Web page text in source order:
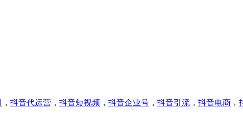
， 抖音代运营 ， 抖音短视频 ， 抖音企业号 ， 抖音引流 ， 抖音电商 ，